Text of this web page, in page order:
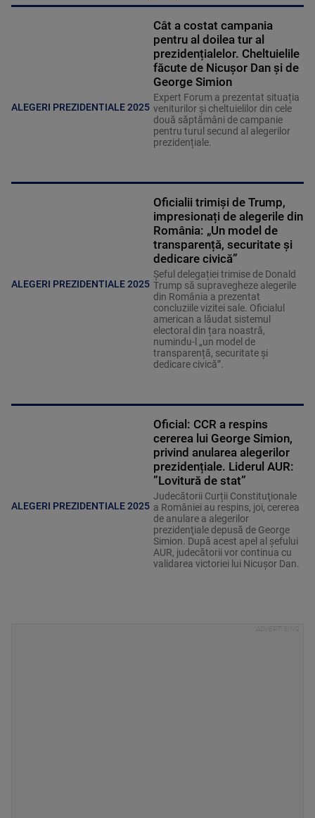
ALEGERI PREZIDENTIALE 2025
Cât a costat campania
pentru al doilea tur al
prezidențialelor. Cheltuielile
făcute de Nicușor Dan și de
George Simion
Expert Forum a prezentat situația
veniturilor și cheltuielilor din cele
două săptămâni de campanie
pentru turul secund al alegerilor
prezidențiale.
ALEGERI PREZIDENTIALE 2025
Oficialii trimiși de Trump,
impresionați de alegerile din
România: „Un model de
transparență, securitate și
dedicare civică”
Șeful delegației trimise de Donald
Trump să supravegheze alegerile
din România a prezentat
concluziile vizitei sale. Oficialul
american a lăudat sistemul
electoral din țara noastră,
numindu-l „un model de
transparență, securitate și
dedicare civică”.
ALEGERI PREZIDENTIALE 2025
Oficial: CCR a respins
cererea lui George Simion,
privind anularea alegerilor
prezidențiale. Liderul AUR:
”Lovitură de stat”
Judecătorii Curții Constituţionale
a României au respins, joi, cererea
de anulare a alegerilor
prezidenţiale depusă de George
Simion. După acest apel al șefului
AUR, judecătorii vor continua cu
validarea victoriei lui Nicușor Dan.